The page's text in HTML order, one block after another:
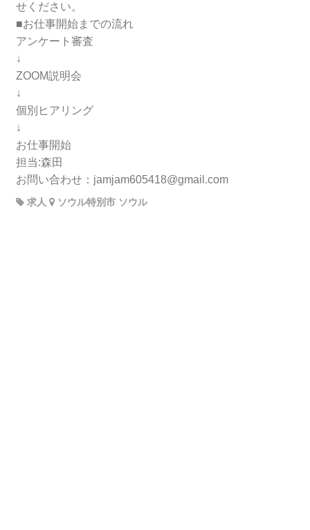
せください。
■お仕事開始までの流れ
アンケート審査
↓
ZOOM説明会
↓
個別ヒアリング
↓
お仕事開始
担当:森田
お問い合わせ：jamjam605418@gmail.com
求人 ソウル特別市 ソウル